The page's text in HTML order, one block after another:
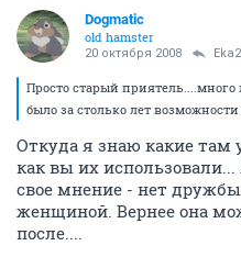
Dogmatic
old hamster
20 октября 2008
Просто старый
было за столько лет
Откуда я знаю какие там
как вы их
свое мнение - нет
женщиной. Вернее она
после....